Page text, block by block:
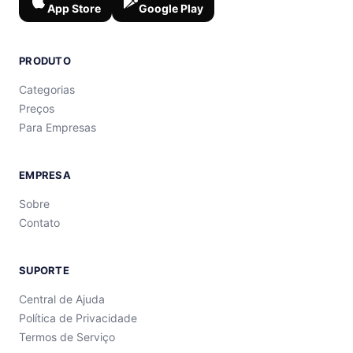
App Store Google Play
PRODUTO
Categorias
Preços
Para Empresas
EMPRESA
Sobre
Contato
SUPORTE
Central de Ajuda
Política de Privacidade
Termos de Serviço